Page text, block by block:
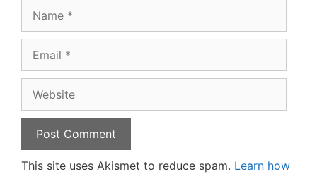
This site uses Akismet to reduce spam. Learn how